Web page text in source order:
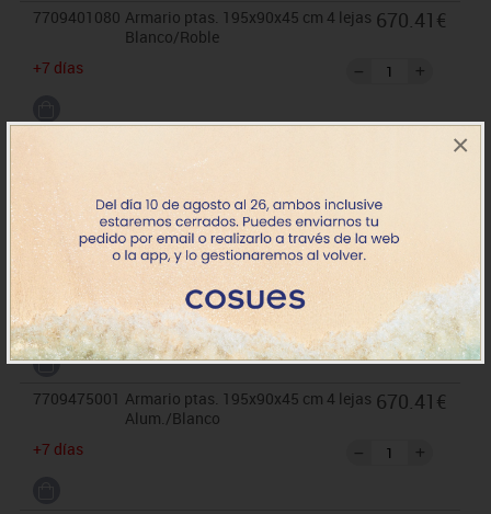
×
7709401080 Armario ptas. 195x90x45 cm 4 lejas
Blanco/Roble
+7 días
670.41€
Haya/Blanco
+7 días
7709464064
Armario ptas. 195x90x45 cm 4 lejas
Haya/Haya
+7 días
670.41€
7709475001 Armario ptas. 195x90x45 cm 4 lejas
Alum./Blanco
+7 días
670.41€